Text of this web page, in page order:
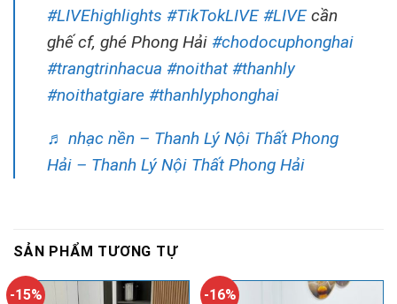
#LIVEhighlights #TikTokLIVE #LIVEcần
ghế cf, ghé Phong Hải #chodocuphonghai
#trangtrinhacua #noithat #thanhly
#noithatgiare #thanhlyphonghai
♬ nhạc nền – Thanh Lý Nội Thất Phong
Hải – Thanh Lý Nội Thất Phong Hải
SẢN PHẨM TƯƠNG TỰ
-15% -16%